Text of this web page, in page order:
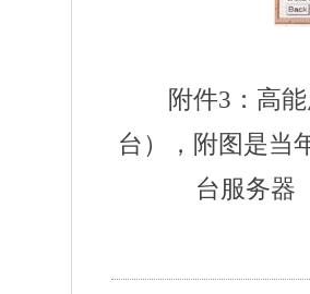
附件3：高
台），附图是当
台服务器